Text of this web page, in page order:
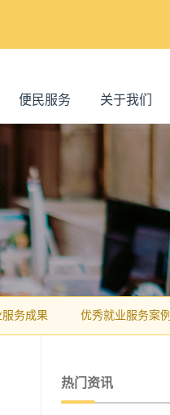
便民服务 关于我们
务成果 优秀就业服务案例
热门资讯